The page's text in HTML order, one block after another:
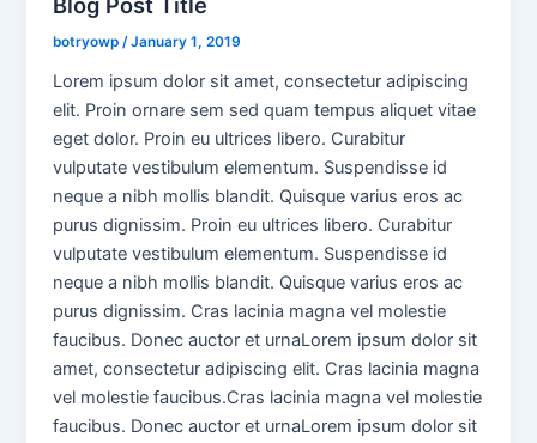
Blog Post Title
botryowp/January 1, 2019
Lorem ipsum dolor sit amet, consectetur adipiscing
elit. Proin ornare sem sed quam tempus aliquet vitae
eget dolor. Proin eu ultrices libero. Curabitur
vulputate vestibulum elementum. Suspendisse id
neque a nibh mollis blandit. Quisque varius eros ac
purus dignissim. Proin eu ultrices libero. Curabitur
vulputate vestibulum elementum. Suspendisse id
neque a nibh mollis blandit. Quisque varius eros ac
purus dignissim. Cras lacinia magna vel molestie
faucibus. Donec auctor et urnaLorem ipsum dolor sit
amet, consectetur adipiscing elit. Cras lacinia magna
vel molestie faucibus.Cras lacinia magna vel molestie
faucibus. Donec auctor et urnaLorem ipsum dolor sit